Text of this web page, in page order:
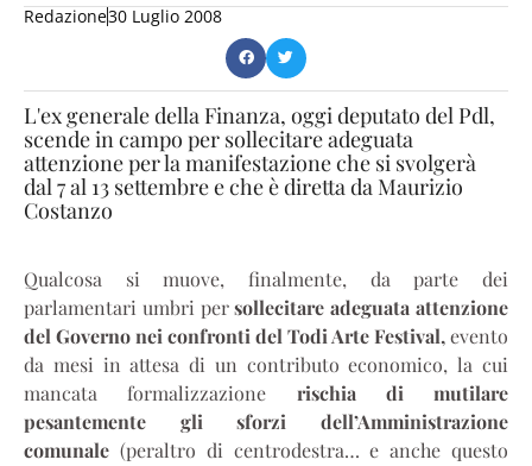
Redazione30 Luglio 2008
L'ex generale della Finanza, oggi deputato del Pdl,
scende in campo per sollecitare adeguata
attenzione per la manifestazione che si svolgerà
dal 7 al 13 settembre e che è diretta da Maurizio
Costanzo
Qualcosa si muove, finalmente, da parte dei
parlamentari umbri persollecitare adeguata attenzione
del Governo nei confronti del Todi Arte Festival,evento
da mesi in attesa di un contributo economico, la cui
mancata formalizzazione rischia di mutilare
pesantemente gli sforzi dell’Amministrazione
comunale (peraltro di centrodestra… e anche questo